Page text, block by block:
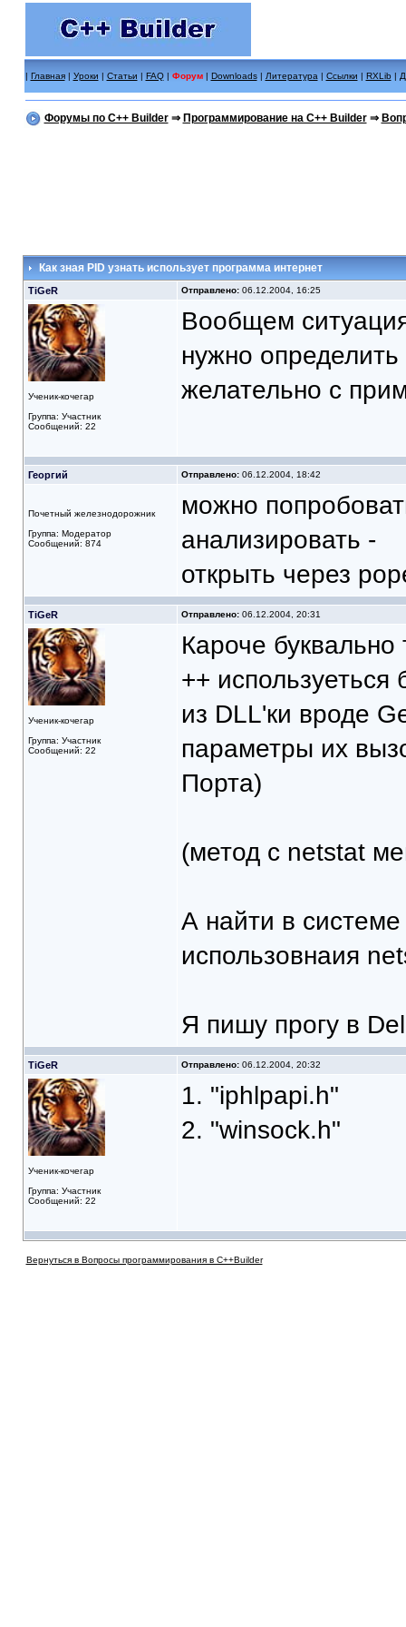
| Главная| Уроки | Статьи | FAQ| Форум | Downloads| Литература | Ссылки | RXLib |
Форумы по C++ Builder⇒ Программирование на C++ Builder⇒
Как зная PID узнать использует программа интернет
TiGeR Отправлено:06.12.2004, 16:25
Ученик-кочегар
Группа: Участник
Сообщений: 22
Вообщем
нужно
желательно с
Георгий Отправлено:06.12.2004, 18:42
Почетный железнодорожник
Группа: Модератор
Сообщений: 874
можно
анализировать -
открыть через
TiGeR Отправлено:06.12.2004, 20:31
Ученик-кочегар
Группа: Участник
Сообщений: 22
Кароче
++ используеться
из DLL'ки вроде
параметры их
Порта)
(метод с netstat
А найти в
использовнаия
Я пишу прогу в
TiGeR Отправлено:06.12.2004, 20:32
Ученик-кочегар
Группа: Участник
Сообщений: 22
1. "iphlpapi.h"
2. "winsock.h"
Вернуться в Вопросы программирования в C++Builder